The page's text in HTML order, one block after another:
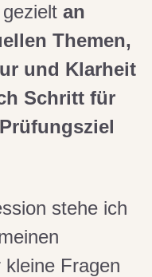
an
Themen,
und Klarheit
Schritt für
stehe ich
kleine Fragen